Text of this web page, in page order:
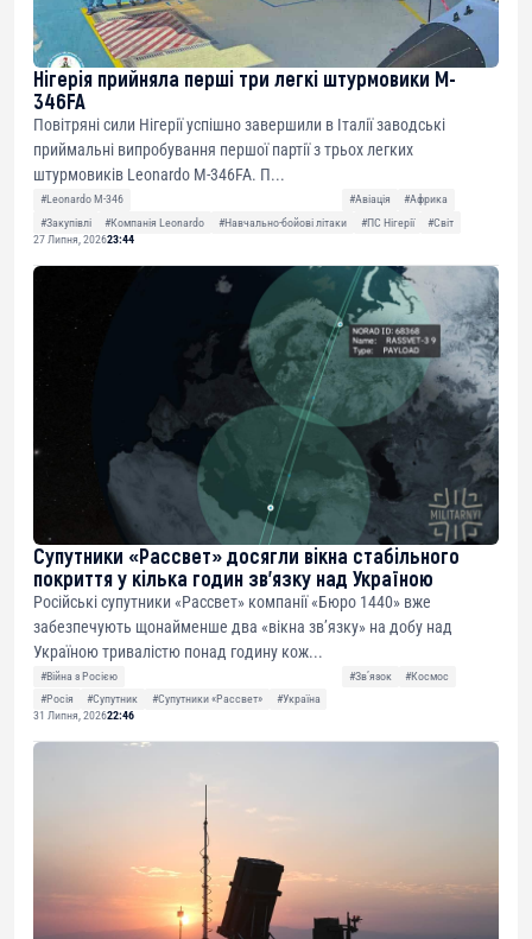
Нігерія прийняла перші три легкі штурмовики M-
346FA
Повітряні сили Нігерії успішно завершили в Італії заводські
приймальні випробування першої партії з трьох легких
штурмовиків Leonardo M-346FA. П...
#Leonardo M-346 #Авіація
#Африка
#Закупівлі
#Компанія Leonardo #Навчально-бойові літаки #ПС Нігерії
#Світ
27 Липня, 202623:44
Супутники «Рассвет» досягли вікна стабільного
покриття у кілька годин зв’язку над Україною
Російські супутники «Рассвет» компанії «Бюро 1440» вже
забезпечують щонайменше два «вікна зв’язку» на добу над
Україною тривалістю понад годину кож...
#Війна з Росією #Звʼязок
#Космос
#Росія
#Супутник #Супутники «Рассвет»
#Україна
31 Липня, 202622:46